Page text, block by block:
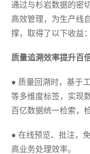
通过与杉岩数据的密
高效管理，为生产线
撑，取得了以下收益：
质量追溯效率提升百
● 质量回溯时，基于
等多维度标签，实现
百亿数据统一检索，
● 在线预览、批注，
高业务处理效率。